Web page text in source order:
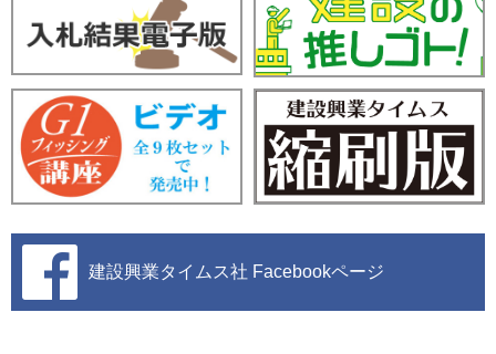
建設興業タイムス社 Facebookページ